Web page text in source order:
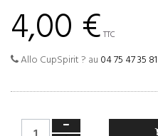
4,00 € TTC
Allo CupSpirit ? au 04 75 47 35 81